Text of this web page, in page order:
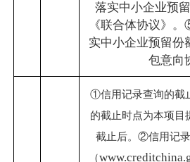
落实中小企业预
《联合体协议》
实中小企业预留份
包意向
①信用记录查询的截
的截止时点为本项目
截止后。②信用记
（